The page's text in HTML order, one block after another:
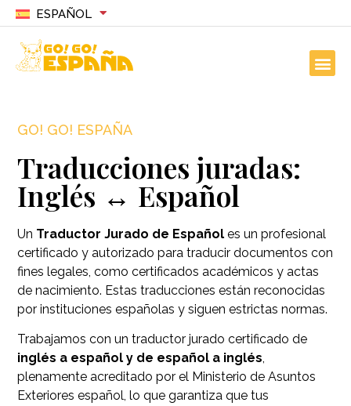
ESPAÑOL
GO! GO! ESPAÑA
Traducciones juradas:
Inglés ↔ Español
Un Traductor Jurado de Español es un profesional
certificado y autorizado para traducir documentos con
fines legales, como certificados académicos y actas
de nacimiento. Estas traducciones están reconocidas
por instituciones españolas y siguen estrictas normas.
Trabajamos con un traductor jurado certificado de
inglés a español y de español a inglés,
plenamente acreditado por el Ministerio de Asuntos
Exteriores español, lo que garantiza que tus